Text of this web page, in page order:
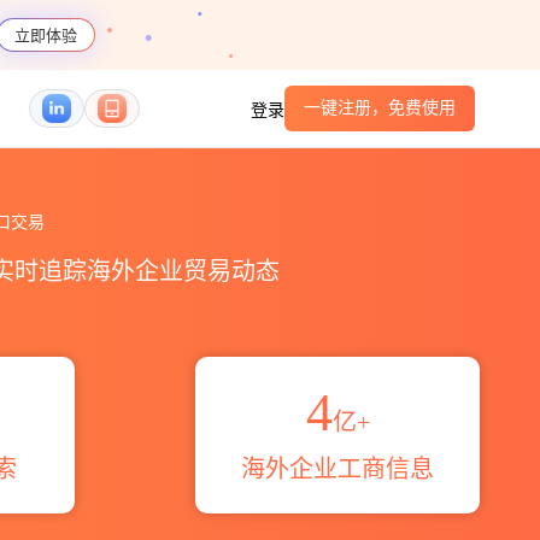
立即体验
登录 一键注册，免费使用
交易
时追踪海外企业贸易动态
4亿+
海外企业工商信息